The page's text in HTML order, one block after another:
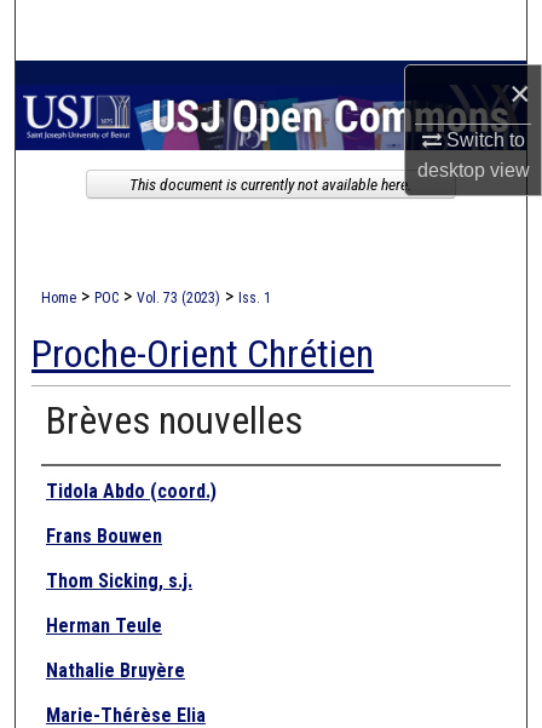
×
Switch to
desktopview
My Account
Home > POC > Vol. 73 (2023) > Iss. 1
Proche-Orient Chrétien
Brèves nouvelles
Authors
Tidola Abdo (coord.)
Frans Bouwen
Thom Sicking, s.j.
Herman Teule
Nathalie Bruyère
Marie-Thérèse Elia
This document is currently not available here.